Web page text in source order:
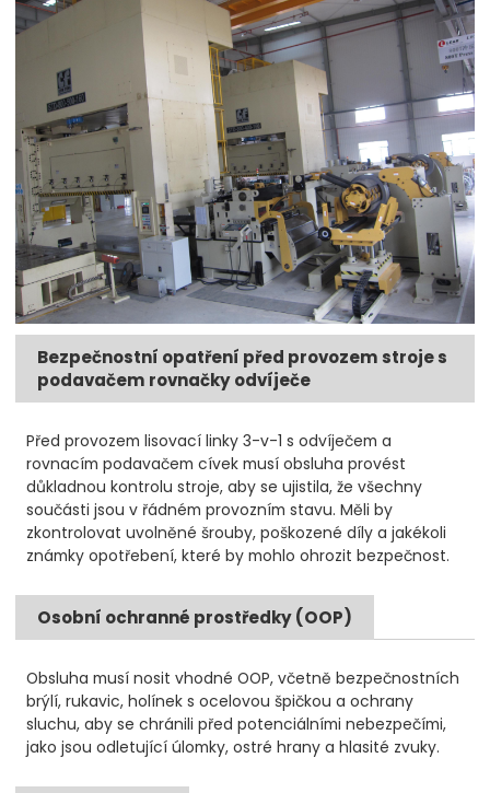
Bezpečnostní opatření před provozem stroje s
podavačem rovnačky odvíječe
Před provozem lisovací linky 3-v-1 s odvíječem a
rovnacím podavačem cívek musí obsluha provést
důkladnou kontrolu stroje, aby se ujistila, že všechny
součásti jsou v řádném provozním stavu. Měli by
zkontrolovat uvolněné šrouby, poškozené díly a jakékoli
známky opotřebení, které by mohlo ohrozit bezpečnost.
Osobní ochranné prostředky (OOP)
Obsluha musí nosit vhodné OOP, včetně bezpečnostních
brýlí, rukavic, holínek s ocelovou špičkou a ochrany
sluchu, aby se chránili před potenciálními nebezpečími,
jako jsou odletující úlomky, ostré hrany a hlasité zvuky.